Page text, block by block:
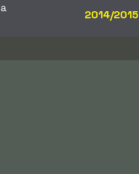
2014/2015